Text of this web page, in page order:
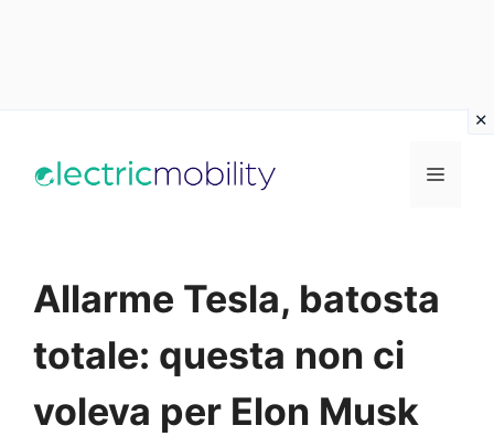
Menu
Allarme Tesla, batosta
totale: questa non ci
voleva per Elon Musk